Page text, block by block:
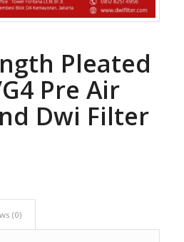
Pleated
Pre Air
Dwi Filter
(0)